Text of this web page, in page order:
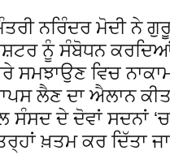
ਨਰਿੰਦਰ ਮੋਦੀ ਨੇ
ਨੂੰ ਸੰਬੋਧਨ
ਸਮਝਾਉਣ ਵਿਚ
ਲੈਣ ਦਾ ਐਲਾਨ
ਦੇ ਦੋਵਾਂ ਸਦਨਾਂ
ਖ਼ਤਮ ਕਰ ਦਿੱਤਾ